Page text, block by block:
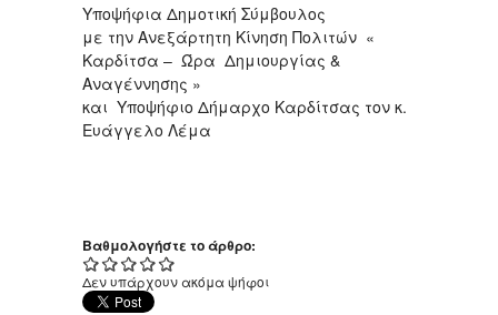
Yποψήφια Δημοτική Σύμβουλος
με την Ανεξάρτητη Κίνηση Πολιτών «
Καρδίτσα – Ώρα Δημιουργίας &
Αναγέννησης »
και Υποψήφιο Δήμαρχο Καρδίτσας τον κ.
Ευάγγελο Λέμα
Βαθμολογήστε το άρθρο:
Δεν υπάρχουν ακόμα ψήφοι